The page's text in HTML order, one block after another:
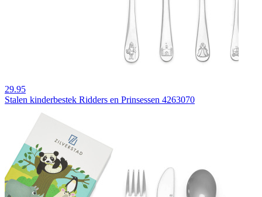
29.95
Stalen kinderbestek Ridders en Prinsessen 4263070